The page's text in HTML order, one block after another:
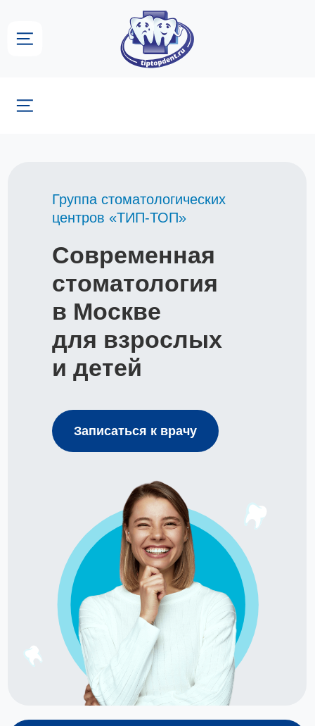
Группа стоматологических
центров «ТИП-ТОП»
Современная
стоматология
в Москве
для взрослых
и детей
Записаться к врачу
Группа стоматологических
центров «ТИП-ТОП»